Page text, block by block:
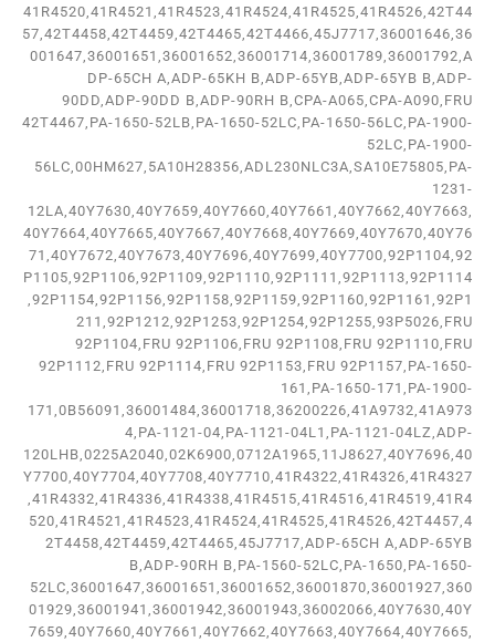
41R4520,41R4521,41R4523,41R4524,41R4525,41R4526,42T44
57,42T4458,42T4459,42T4465,42T4466,45J7717,36001646,36
001647,36001651,36001652,36001714,36001789,36001792,A
DP-65CH A,ADP-65KH B,ADP-65YB,ADP-65YB B,ADP-
90DD,ADP-90DD B,ADP-90RH B,CPA-A065,CPA-A090,FRU
42T4467,PA-1650-52LB,PA-1650-52LC,PA-1650-56LC,PA-1900-
52LC,PA-1900-
56LC,00HM627,5A10H28356,ADL230NLC3A,SA10E75805,PA-
1231-
12LA,40Y7630,40Y7659,40Y7660,40Y7661,40Y7662,40Y7663,
40Y7664,40Y7665,40Y7667,40Y7668,40Y7669,40Y7670,40Y76
71,40Y7672,40Y7673,40Y7696,40Y7699,40Y7700,92P1104,92
P1105,92P1106,92P1109,92P1110,92P1111,92P1113,92P1114
,92P1154,92P1156,92P1158,92P1159,92P1160,92P1161,92P1
211,92P1212,92P1253,92P1254,92P1255,93P5026,FRU
92P1104,FRU 92P1106,FRU 92P1108,FRU 92P1110,FRU
92P1112,FRU 92P1114,FRU 92P1153,FRU 92P1157,PA-1650-
161,PA-1650-171,PA-1900-
171,0B56091,36001484,36001718,36200226,41A9732,41A973
4,PA-1121-04,PA-1121-04L1,PA-1121-04LZ,ADP-
120LHB,0225A2040,02K6900,0712A1965,11J8627,40Y7696,40
Y7700,40Y7704,40Y7708,40Y7710,41R4322,41R4326,41R4327
,41R4332,41R4336,41R4338,41R4515,41R4516,41R4519,41R4
520,41R4521,41R4523,41R4524,41R4525,41R4526,42T4457,4
2T4458,42T4459,42T4465,45J7717,ADP-65CH A,ADP-65YB
B,ADP-90RH B,PA-1560-52LC,PA-1650,PA-1650-
52LC,36001647,36001651,36001652,36001870,36001927,360
01929,36001941,36001942,36001943,36002066,40Y7630,40Y
7659,40Y7660,40Y7661,40Y7662,40Y7663,40Y7664,40Y7665,